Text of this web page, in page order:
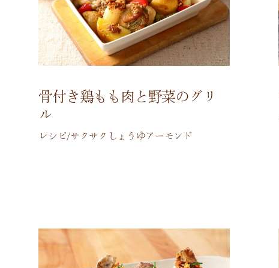
骨付き鶏もも肉と野菜のグリ
ル
レシピ/サクサクしょうゆアーモンド